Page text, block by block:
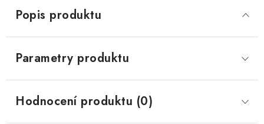
Popis produktu
Parametry produktu
Hodnocení produktu (0)